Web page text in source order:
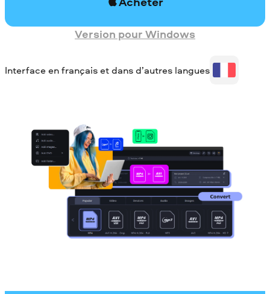
Version pour Windows
Interface en français et dans d’autres langues